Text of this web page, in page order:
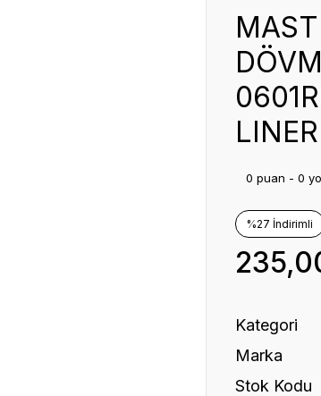
LINER
0 puan - 0
%27 İndirimli
Kategori
Marka
Stok Kodu